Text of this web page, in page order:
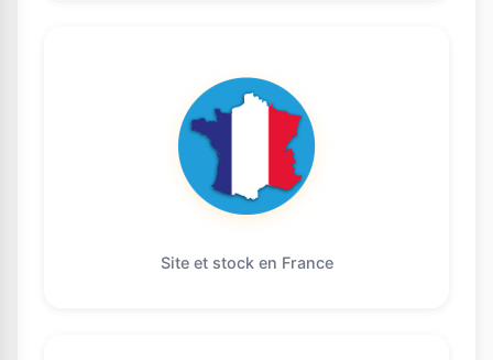
Site et stock en France